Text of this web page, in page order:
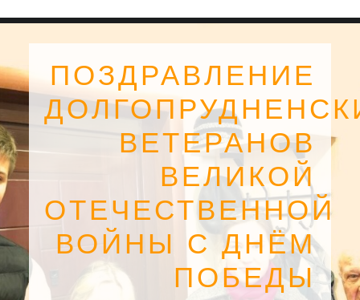
SEARCH
ПОЗДРАВЛЕНИЕ
ВЕТЕРАНОВ
ВЕЛИКОЙ
ОТЕЧЕСТВЕННОЙ
ВОЙНЫ С ДНЁМ
ПОБЕДЫ